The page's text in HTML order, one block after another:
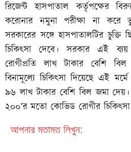
রিজেন্ট হাসপাতাল কর্তৃপক্ষের
করোনার নমুনা পরীক্ষা না করে
সরকারের সঙ্গে হাসপাতালটির চুক্তি
চিকিৎসা দেবে। সরকার এই
রোগীপ্রতি লাখ টাকার বেশি
বিনামূল্যে চিকিৎসা দিয়েছে এই
৯৬ লাখ টাকার বেশি বিল জমা দেয়।
২০০’র মতো কোভিড রোগীর চিকিৎসা
আপনার মতামত লিখুন: